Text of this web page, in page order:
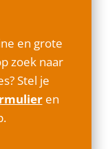
en grote
zoek naar
Stel je
en